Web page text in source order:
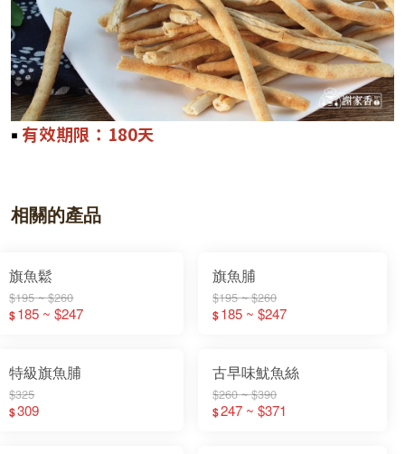
￭ 有效期限：180天
相關的產品
旗魚鬆
$195 ~ $260
$185 ~ $247
旗魚脯
$195 ~ $260
$185 ~ $247
特級旗魚脯
$325
$309
古早味魷魚絲
$260 ~ $390
$247 ~ $371